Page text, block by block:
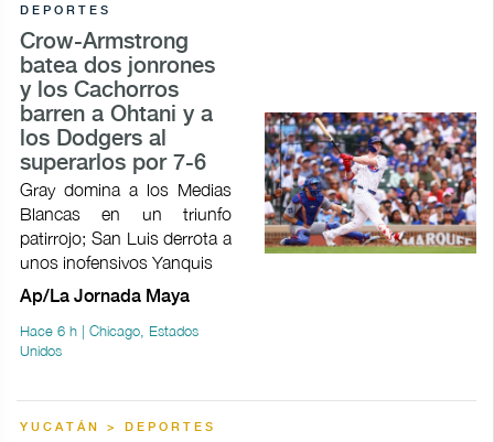
DEPORTES
Crow-Armstrong
batea dos jonrones
y los Cachorros
barren a Ohtani y a
los Dodgers al
superarlos por 7-6
Gray domina a los Medias
Blancas en un triunfo
patirrojo; San Luis derrota a
unos inofensivos Yanquis
Ap/La Jornada Maya
Hace 6 h | Chicago, Estados
Unidos
YUCATÁN > DEPORTES